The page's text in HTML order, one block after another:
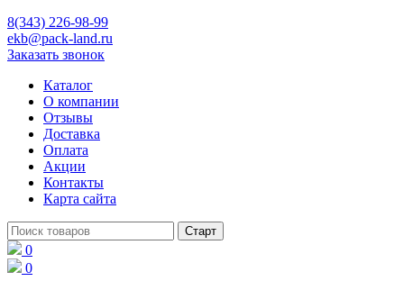
8(343) 226-98-99
ekb@pack-land.ru
Заказать звонок
Каталог
О компании
Отзывы
Доставка
Оплата
Акции
Контакты
Карта сайта
0
0